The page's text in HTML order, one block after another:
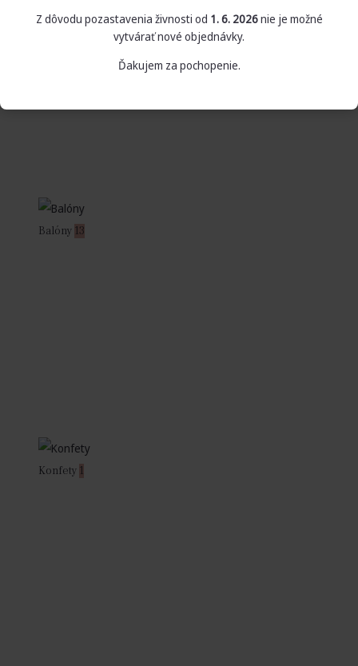
Balóny 13
Konfety 1
Z dôvodu pozastavenia živnosti od 1. 6. 2026nie je možné
vytvárať nové objednávky.
Ďakujem za pochopenie.